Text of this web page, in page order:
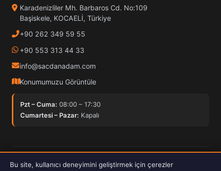
Karadenizliler Mh. Barbaros Cd. No:109
Başiskele, KOCAELİ, Türkiye
+90 262 349 59 55
+90 553 313 44 33
info@sacdanadam.com
Konumumuzu Görüntüle
Pzt – Cuma: 08:00 – 17:30
Cumartesi – Pazar: Kapalı
Bu site, kullanıcı deneyimini geliştirmek için çerezler